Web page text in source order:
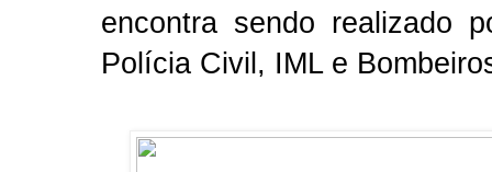
encontra sendo realizado
Polícia Civil, IML e